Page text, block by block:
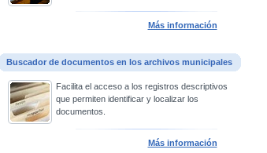
Más información
Buscador de documentos en los archivos municipales
Facilita el acceso a los registros descriptivos
que permiten identificar y localizar los
documentos.
Más información